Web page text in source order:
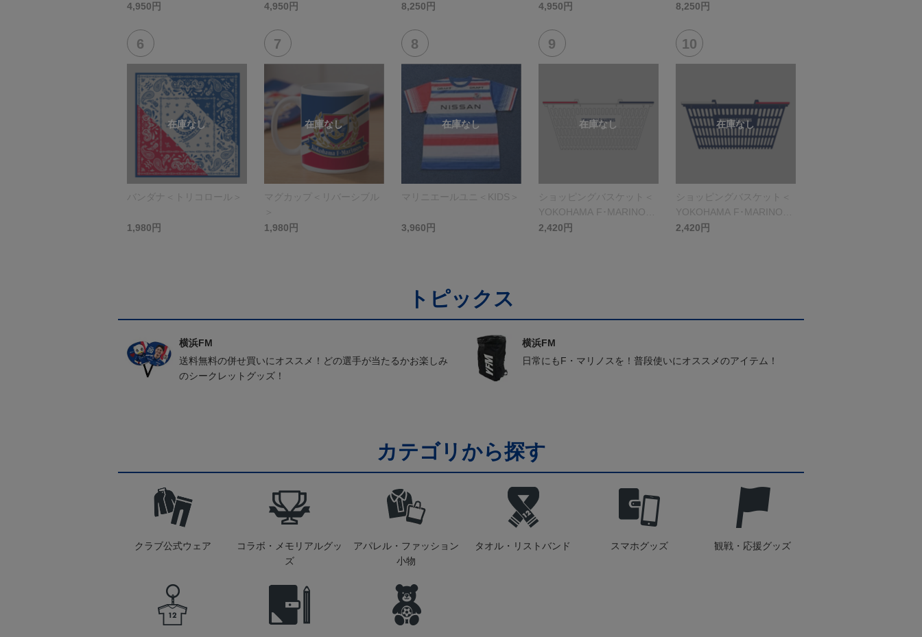
4,950円
4,950円
8,250円
4,950円
8,250円
バンダナ＜トリコロール＞
1,980円
マグカップ＜リバーシブル
1,980円
マリニエールユニ＜KIDS＞
3,960円
ショッピングバスケット＜
YOKOHAMA F･MARINOS
＞ホワイト
2,420円
ショッピングバスケット＜
YOKOHAMA F･MARINOS
＞ブルー
2,420円
トピックス
横浜FM
送料無料の併せ買いにオススメ！どの選手が当たるかお楽しみ
のシークレットグッズ！
横浜FM
日常にもF・マリノスを！普段使いにオススメのアイテム！
カテゴリから探す
クラブ公式ウェア
コラボ・メモリアルグッ
ズ
アパレル・ファッション
小物
タオル・リストバンド スマホグッズ 観戦・応援グッズ